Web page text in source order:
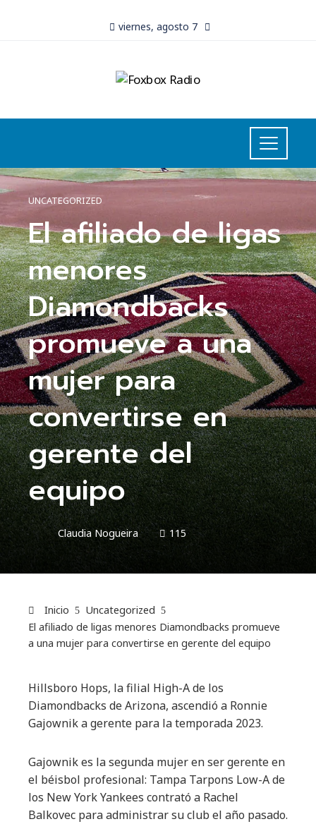
viernes, agosto 7
UNCATEGORIZED
El afiliado de ligas
menores
Diamondbacks
promueve a una
mujer para
convertirse en
gerente del
equipo
Claudia Nogueira 115
Inicio
Uncategorized
El afiliado de ligas menores Diamondbacks promueve
a una mujer para convertirse en gerente del equipo
Hillsboro Hops, la filial High-A de los
Diamondbacks de Arizona, ascendió a Ronnie
Gajownik a gerente para la temporada 2023.
Gajownik es la segunda mujer en ser gerente en
el béisbol profesional: Tampa Tarpons Low-A de
los New York Yankees contrató a Rachel
Balkovec para administrar su club el año pasado.